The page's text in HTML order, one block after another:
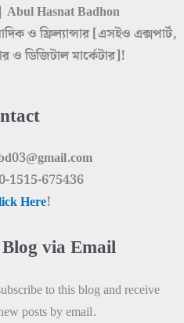
Hasnat Badhon
ও ফ্রিল্যান্সার [এসইও এক্সপার্ট,
ও ডিজিটাল মার্কেটার]!
1515-675436
Here!
via Email
to this blog and receive
posts by email.